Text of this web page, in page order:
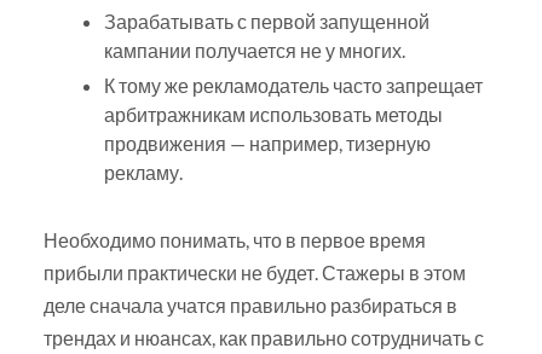
Зарабатывать с первой запущенной
кампании получается не у многих.
К тому же рекламодатель часто запрещает
арбитражникам использовать методы
продвижения — например, тизерную
рекламу.
Необходимо понимать, что в первое время
прибыли практически не будет. Стажеры в этом
деле сначала учатся правильно разбираться в
трендах и нюансах, как правильно сотрудничать с